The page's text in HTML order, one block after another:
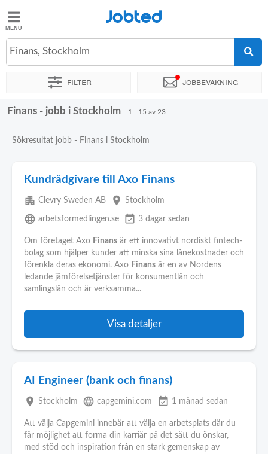
Jobted
Jobb
Jobted
Finans, Stockholm
Filter Jobbevakning
Sortera efter Exakt plats Företag
Finans - jobb i Stockholm 1 - 15 av 23
Sökresultat jobb - Finans i Stockholm
Kundrådgivare till Axo Finans
apartment Clevry Sweden AB place Stockholm
language arbetsformedlingen.se event_available 3 dagar sedan
Om företaget Axo Finans är ett innovativt nordiskt fintech-
bolag som hjälper kunder att minska sina lånekostnader och
förenkla deras ekonomi. Axo Finans är en av Nordens
ledande jämförelsetjänster för konsumentlån och
samlingslån och är verksamma...
Visa detaljer
AI Engineer (bank och finans)
place Stockholm language capgemini.com event_available 1 månad sedan
Att välja Capgemini innebär att välja en arbetsplats där du
får möjlighet att forma din karriär på det sätt du önskar,
med stöd och inspiration från en stark gemenskap av